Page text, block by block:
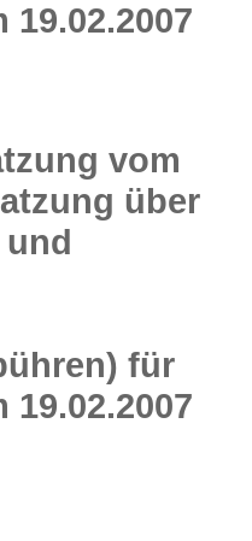
19.02.2007
vom
über
für
19.02.2007